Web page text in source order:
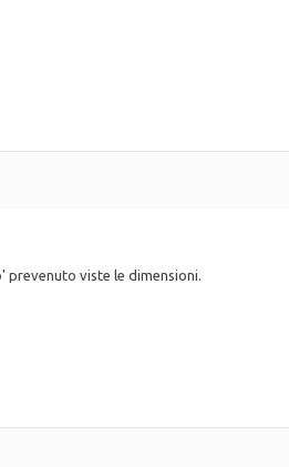
viste le dimensioni.